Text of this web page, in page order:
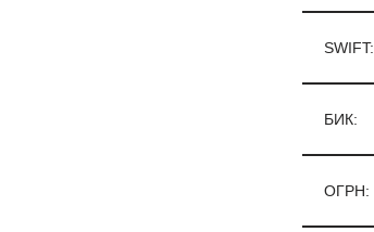
SWIFT:
БИК:
ОГРН: